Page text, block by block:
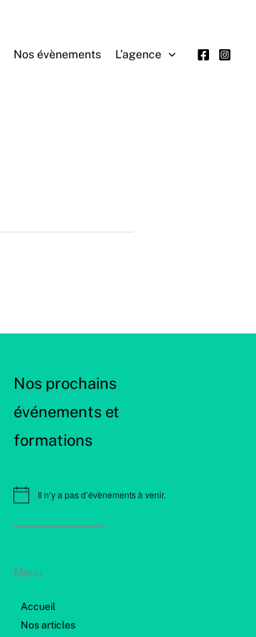
Nos évènements L’agence
Nos prochains
événements et
formations
Il n’y a pas d’évènements à venir.
Menu
Accueil
Nos articles